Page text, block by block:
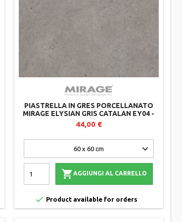
PIASTRELLA IN GRES PORCELLANATO
MIRAGE ELYSIAN GRIS CATALAN EY04 -
60X60X2 CM - LOTTO DA 2 PEZZI
44,00 €
AGGIUNGI AL CARRELLO
 Product available for orders